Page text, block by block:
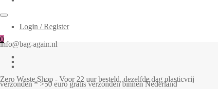
Login / Register
0
info@bag-again.nl
Zero Waste Shop - Voor 22 uur besteld, dezelfde dag plasticvrij
verzonden * >50 euro gratis verzonden binnen Nederland